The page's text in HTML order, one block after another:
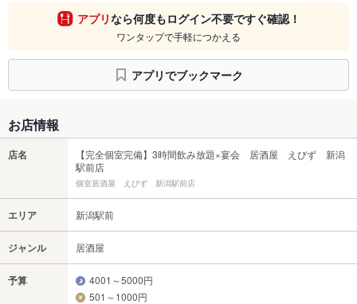
アプリなら何度もログイン不要ですぐ確認！
ワンタップで手軽につかえる
アプリでブックマーク
お店情報
店名
【完全個室完備】3時間飲み放題×宴会 居酒屋 えびず 新潟
駅前店
個室居酒屋 えびず 新潟駅前店
エリア 新潟駅前
ジャンル 居酒屋
予算
4001～5000円
501～1000円